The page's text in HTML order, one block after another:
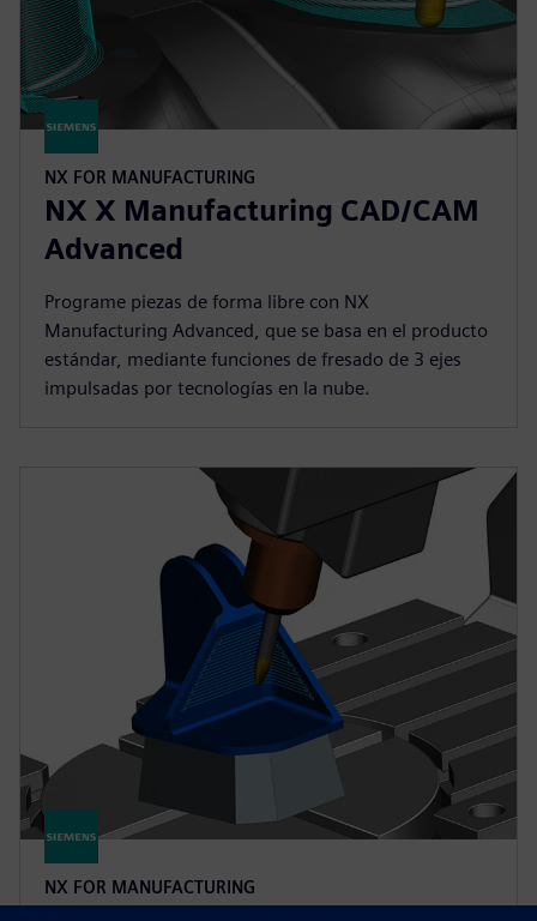
NX FOR MANUFACTURING
NX X Manufacturing CAD/CAM
Advanced
Programe piezas de forma libre con NX
Manufacturing Advanced, que se basa en el producto
estándar, mediante funciones de fresado de 3 ejes
impulsadas por tecnologías en la nube.
NX FOR MANUFACTURING